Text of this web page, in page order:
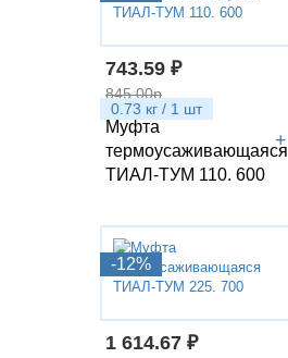
0.73 кг / 1 шт
743.59 ₽
+
845.00р
Муфта
термоусаживающаяся
ТИАЛ-ТУМ 110. 600
-12%
1 614.67 ₽